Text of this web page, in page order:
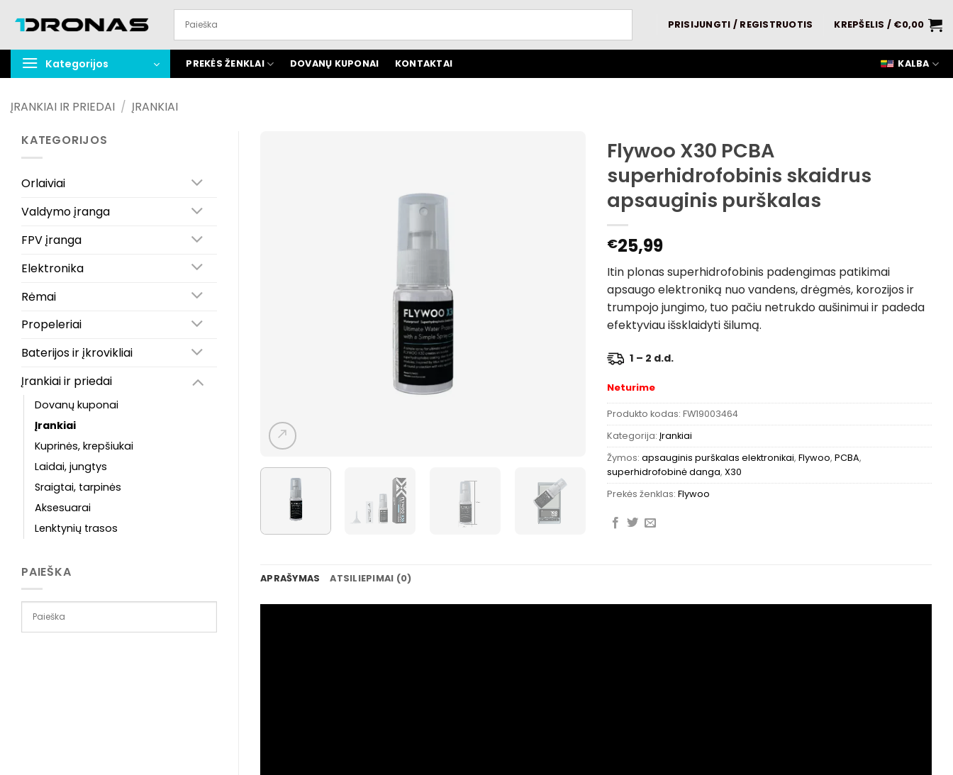
turinį
PRISIJUNGTI / REGISTRUOTIS KREPŠELIS / €0,00
Kategorijos PREKĖS ŽENKLAI DOVANŲ KUPONAI KONTAKTAI KALBA
ĮRANKIAI IR PRIEDAI / ĮRANKIAI
KATEGORIJOS
Orlaiviai
Valdymo įranga
FPV įranga
Elektronika
Rėmai
Propeleriai
Baterijos ir įkrovikliai
Įrankiai ir priedai
Dovanų kuponai
Įrankiai
Kuprinės, krepšiukai
Laidai, jungtys
Sraigtai, tarpinės
Aksesuarai
Lenktynių trasos
PAIEŠKA
Flywoo X30 PCBA
superhidrofobinis skaidrus
apsauginis purškalas
€25,99
Itin plonas superhidrofobinis padengimas patikimai
apsaugo elektroniką nuo vandens, drėgmės, korozijos ir
trumpojo jungimo, tuo pačiu netrukdo aušinimui ir padeda
efektyviau išsklaidyti šilumą.
1 – 2 d.d.
Neturime
Produkto kodas: FW19003464
Kategorija: Įrankiai
Žymos: apsauginis purškalas elektronikai, Flywoo, PCBA,
superhidrofobinė danga, X30
Prekės ženklas: Flywoo
APRAŠYMAS ATSILIEPIMAI (0)